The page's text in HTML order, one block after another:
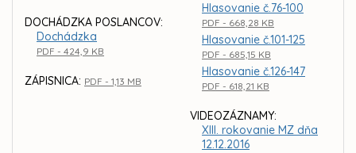
DOCHÁDZKA POSLANCOV:
Dochádzka
PDF - 424,9 KB
ZÁPISNICA: PDF - 1,13 MB
Hlasovanie č.76-100
PDF - 668,28 KB
Hlasovanie č.101-125
PDF - 685,15 KB
Hlasovanie č.126-147
PDF - 618,21 KB
VIDEOZÁZNAMY:
XIII. rokovanie MZ dňa
12.12.2016